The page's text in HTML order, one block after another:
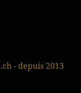
- depuis 2013